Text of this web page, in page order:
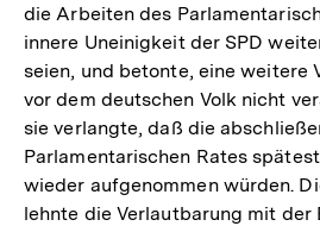
die Arbeiten des
innere Uneinigkeit der SPD
seien, und betonte, eine weitere
vor dem deutschen Volk nicht
sie verlangte, daß die
Parlamentarischen Rates
wieder aufgenommen würden.
lehnte die Verlautbarung mit der